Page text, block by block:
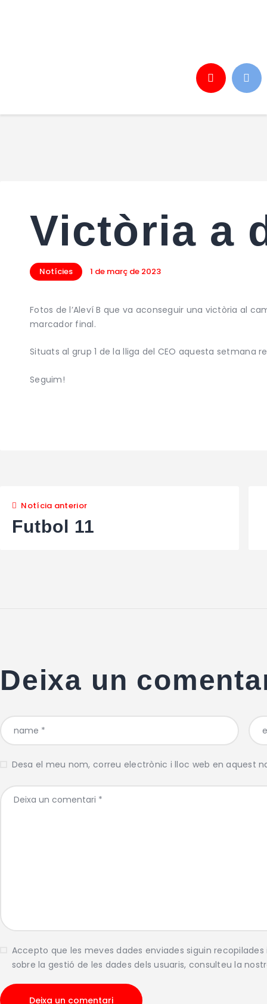
Inscripcions
Victòria a
Notícies 1 de març de 2023
Fotos de l’Aleví B que va aconseguir una victòria al
marcador final.
Situats al grup 1 de la lliga del CEO aquesta setmana
Seguim!
Notícia anterior
Futbol 11
Deixa un
Desa el meu nom, correu electrònic i lloc web en aquest
Accepto que les meves dades enviades siguin
sobre la gestió de les dades dels usuaris, consulteu la